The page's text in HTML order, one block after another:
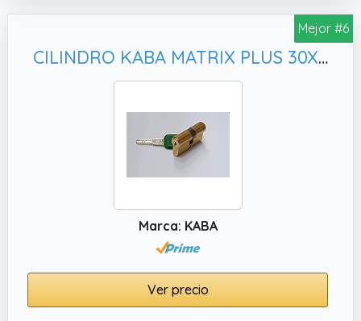
Mejor #6
CILINDRO KABA MATRIX PLUS 30X30 LAM BSZ LATON
Marca: KABA
Ver precio